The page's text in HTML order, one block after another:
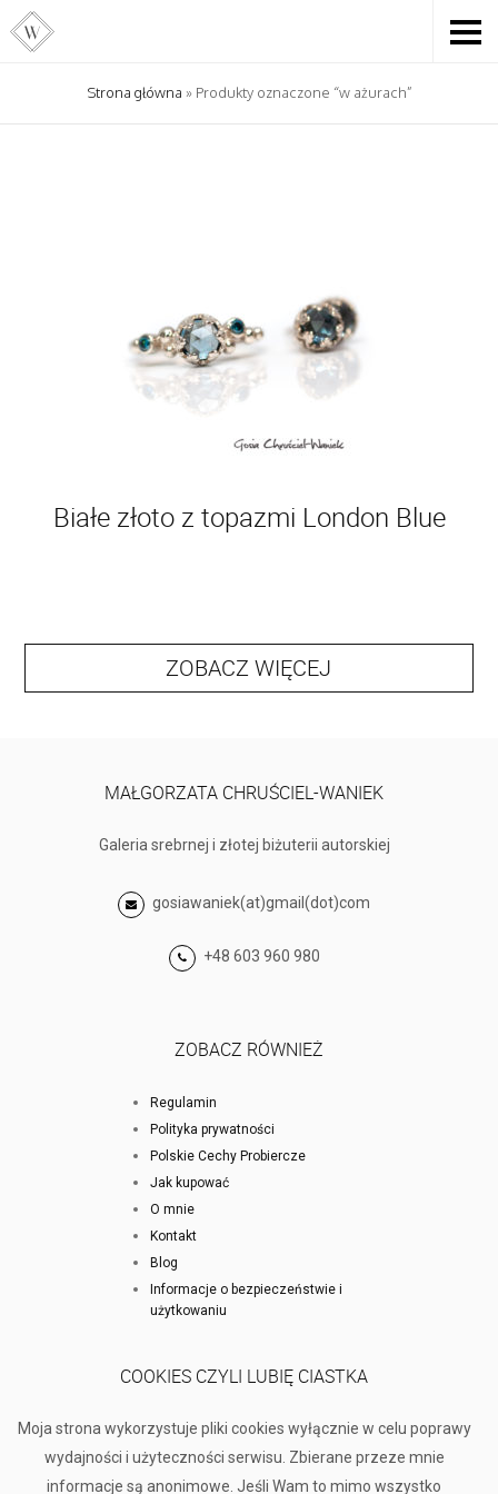
Strona główna » Produkty oznaczone “w ażurach”
Białe złoto z topazmi London Blue
ZOBACZ WIĘCEJ
MAŁGORZATA CHRUŚCIEL-WANIEK
Galeria srebrnej i złotej biżuterii autorskiej
gosiawaniek(at)gmail(dot)com
+48 603 960 980
ZOBACZ RÓWNIEŻ
Regulamin
Polityka prywatności
Polskie Cechy Probiercze
Jak kupować
O mnie
Kontakt
Blog
Informacje o bezpieczeństwie i
użytkowaniu
COOKIES CZYLI LUBIĘ CIASTKA
Moja strona wykorzystuje pliki cookies wyłącznie w celu poprawy
wydajności i użyteczności serwisu. Zbierane przeze mnie
informacje są anonimowe. Jeśli Wam to mimo wszystko